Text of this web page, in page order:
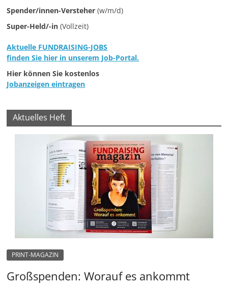
Spender/innen-Versteher (w/m/d)
Super-Held/-in (Vollzeit)
Aktuelle FUNDRAISING-JOBS
finden Sie hier in unserem Job-Portal.
Hier können Sie kostenlos
Jobanzeigen eintragen
Aktuelles Heft
PRINT-MAGAZIN
Großspenden: Worauf es ankommt